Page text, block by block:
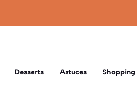
Desserts Astuces Shopping